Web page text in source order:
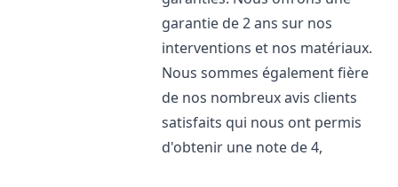
garantie de 2 ans sur nos
interventions et nos matériaux.
Nous sommes également fière
de nos nombreux avis clients
satisfaits qui nous ont permis
d'obtenir une note de 4,